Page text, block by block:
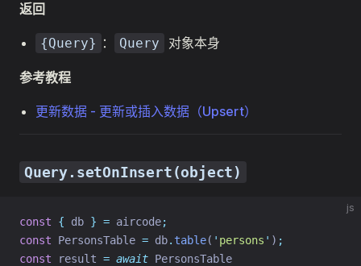
返回
{Query} ： Query 对象本身
参考教程
更新数据 - 更新或插入数据（Upsert）
Query.setOnInsert(object)
js
const { db } = aircode;
const PersonsTable = db. table( ' persons ' ) ;
const result = await PersonsTable